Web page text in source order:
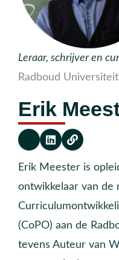
Leraar, schrijver en
Radboud Universiteit
Erik
Erik Meester is
ontwikkelaar van de
(CoPO) aan de
tevens Auteur van